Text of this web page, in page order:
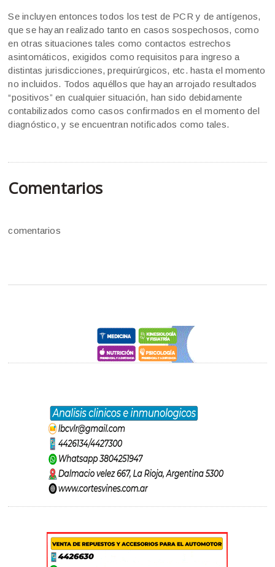
Se incluyen entonces todos los test de PCR y de antígenos,
que se hayan realizado tanto en casos sospechosos, como
en otras situaciones tales como contactos estrechos
asintomáticos, exigidos como requisitos para ingreso a
distintas jurisdicciones, prequirúrgicos, etc. hasta el momento
no incluidos. Todos aquéllos que hayan arrojado resultados
“positivos” en cualquier situación, han sido debidamente
contabilizados como casos confirmados en el momento del
diagnóstico, y se encuentran notificados como tales.
Comentarios
comentarios